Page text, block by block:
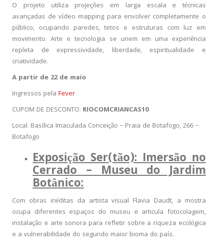
O projeto utiliza projeções em larga escala e técnicas
avançadas de vídeo mapping para envolver completamente o
público, ocupando paredes, tetos e estruturas com luz em
movimento. Arte e tecnologia se unem em uma experiência
repleta de expressividade, liberdade, espiritualidade e
criatividade.
A partir de 22 de maio
Ingressos pela Fever
CUPOM DE DESCONTO: RIOCOMCRIANCAS10
Local: Basílica Imaculada Conceição – Praia de Botafogo, 266 –
Botafogo
Exposição Ser(tão): Imersão no
Cerrado – Museu do Jardim
Botânico:
Com obras inéditas da artista visual Flavia Daudt, a mostra
ocupa diferentes espaços do museu e articula fotocolagem,
instalação e arte sonora para refletir sobre a riqueza ecológica
e a vulnerabilidade do segundo maior bioma do país.